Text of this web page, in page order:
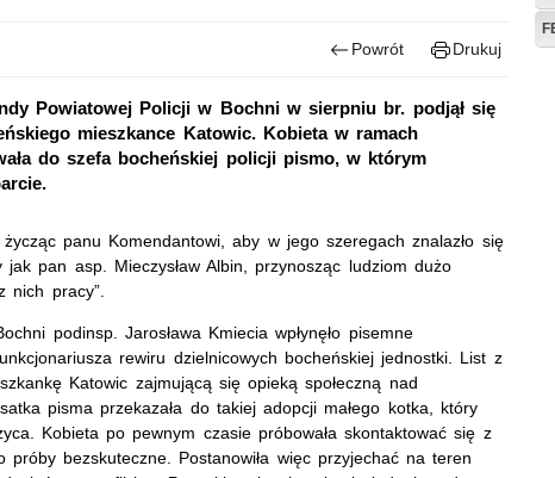
Powrót Drukuj
Powiatowej Policji w Bochni w sierpniu br. podjął się
mieszkance Katowic. Kobieta w ramach
do szefa bocheńskiej policji pismo, w którym
panu Komendantowi, aby w jego szeregach znalazło się
pan asp. Mieczysław Albin, przynosząc ludziom dużo
nich pracy”.
podinsp. Jarosława Kmiecia wpłynęło pisemne
rewiru dzielnicowych bocheńskiej jednostki. List z
Katowic zajmującą się opieką społeczną nad
pisma przekazała do takiej adopcji małego kotka, który
Kobieta po pewnym czasie próbowała skontaktować się z
bezskuteczne. Postanowiła więc przyjechać na teren